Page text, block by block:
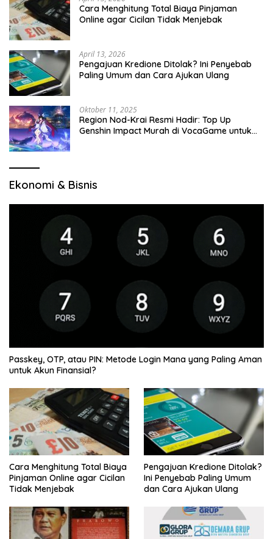
Cara Menghitung Total Biaya Pinjaman
Online agar Cicilan Tidak Menjebak
April 13, 2026
Pengajuan Kredione Ditolak? Ini Penyebab
Paling Umum dan Cara Ajukan Ulang
Oktober 11, 2025
Region Nod-Krai Resmi Hadir: Top Up
Genshin Impact Murah di VocaGame untuk
Ekonomi & Bisnis
Passkey, OTP, atau PIN: Metode Login Mana yang Paling Aman
untuk Akun Finansial?
Cara Menghitung Total Biaya
Pinjaman Online agar Cicilan
Tidak Menjebak
Pengajuan Kredione Ditolak?
Ini Penyebab Paling Umum
dan Cara Ajukan Ulang